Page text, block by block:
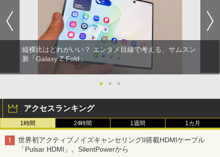
縦横比はどれがいい？ エンタメ目線で考える、サムスン
新「Galaxy Z Fold」
● ● ●
アクセスランキング
1時間 24時間 1週間 1カ月
世界初アクティブノイズキャンセリングII搭載HDMIケーブル
「Pulsar HDMI」。SilentPowerから